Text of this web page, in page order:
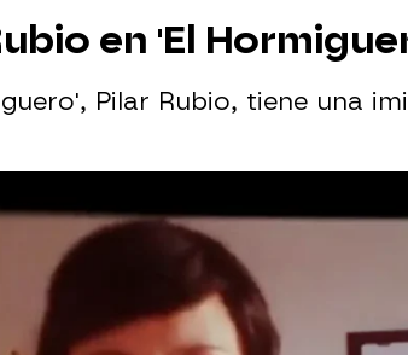
en 'El
Pilar Rubio, tiene una